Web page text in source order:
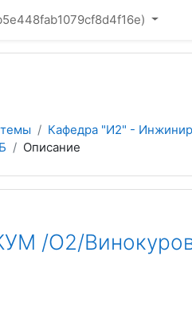
Кафедра "И2" -
Описание
/О2/